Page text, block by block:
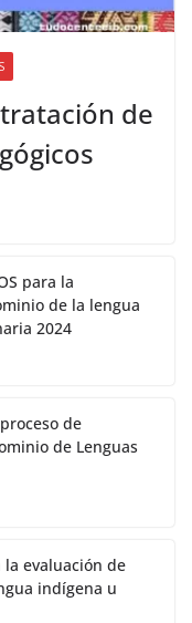
de
para la
de la lengua
2024
de
de Lenguas
la evaluación de
indígena u